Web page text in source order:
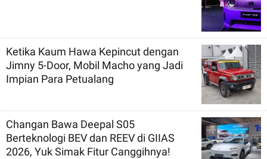
Ketika Kaum Hawa Kepincut dengan
Jimny 5-Door, Mobil Macho yang Jadi
Impian Para Petualang
Changan Bawa Deepal S05
Berteknologi BEV dan REEV di GIIAS
2026, Yuk Simak Fitur Canggihnya!